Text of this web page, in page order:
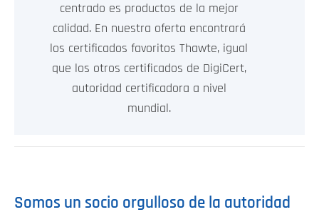
centrado es productos de la mejor
calidad. En nuestra oferta encontrará
los certificados favoritos Thawte, igual
que los otros certificados de DigiCert,
autoridad certificadora a nivel
mundial.
Somos un socio orgulloso de la autoridad